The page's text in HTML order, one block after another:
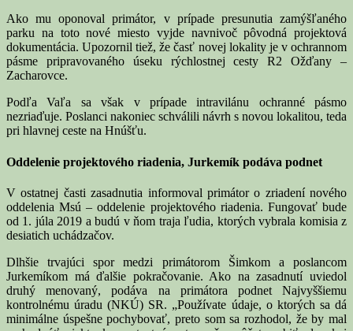
Ako mu oponoval primátor, v prípade presunutia zamýšľaného
parku na toto nové miesto vyjde navnivoč pôvodná projektová
dokumentácia. Upozornil tiež, že časť novej lokality je v ochrannom
pásme pripravovaného úseku rýchlostnej cesty R2 Ožďany –
Zacharovce.
Podľa Vaľa sa však v prípade intravilánu ochranné pásmo
nezriaďuje. Poslanci nakoniec schválili návrh s novou lokalitou, teda
pri hlavnej ceste na Hnúšťu.
Oddelenie projektového riadenia, Jurkemík podáva podnet
V ostatnej časti zasadnutia informoval primátor o zriadení nového
oddelenia Msú – oddelenie projektového riadenia. Fungovať bude
od 1. júla 2019 a budú v ňom traja ľudia, ktorých vybrala komisia z
desiatich uchádzačov.
Dlhšie trvajúci spor medzi primátorom Šimkom a poslancom
Jurkemíkom má ďalšie pokračovanie. Ako na zasadnutí uviedol
druhý menovaný, podáva na primátora podnet Najvyššiemu
kontrolnému úradu (NKÚ) SR. „Používate údaje, o ktorých sa dá
minimálne úspešne pochybovať, preto som sa rozhodol, že by mal